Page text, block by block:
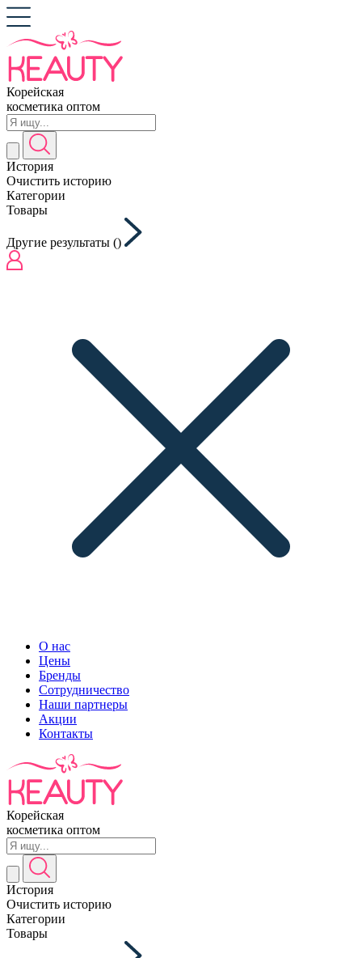
Корейская
косметика оптом
История
Очистить историю
Категории
Товары
Другие результаты ()
О нас
Цены
Бренды
Сотрудничество
Наши партнеры
Акции
Контакты
Корейская
косметика оптом
История
Очистить историю
Категории
Товары